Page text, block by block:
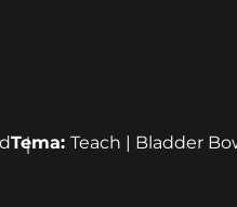
type:
Tema: Teach | Bladder